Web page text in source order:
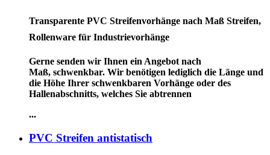
Transparente PVC Streifenvorhänge nach Maß Streifen,
Rollenware für Industrievorhänge
Gerne senden wir Ihnen ein Angebot nach
Maß, schwenkbar. Wir benötigen lediglich die Länge und
die Höhe Ihrer schwenkbaren Vorhänge oder des
Hallenabschnitts, welches Sie abtrennen
...
PVC Streifen antistatisch